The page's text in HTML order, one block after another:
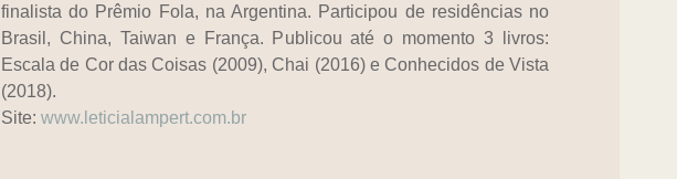
finalista do Prêmio Fola, na Argentina. Participou de residências no
Brasil, China, Taiwan e França. Publicou até o momento 3 livros:
Escala de Cor das Coisas (2009), Chai (2016) e Conhecidos de Vista
(2018).
Site: www.leticialampert.com.br